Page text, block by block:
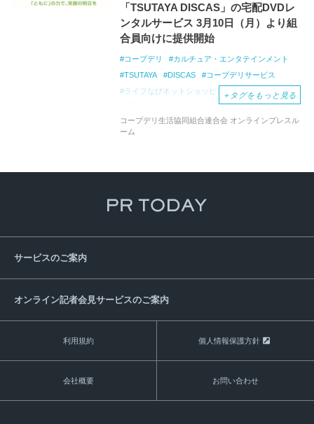
「TSUTAYA DISCAS」の宅配DVDレ
ンタルサービス 3月10日（月）より組
合員向けに提供開始
コープデリ
カルチュア・エンタテインメント
TSUTAYA
DISCAS
コープデリサービス
ライフなびネットショッピング
DVD
宅配
生協
＋ タグをもっと見る
コープデリ生活協同組合連合会 オンラインプレスル
ーム
サービスのご案内
オンライン記者会見サービスのご案内
利用規約 個人情報保護方針
会社概要 お問い合わせ